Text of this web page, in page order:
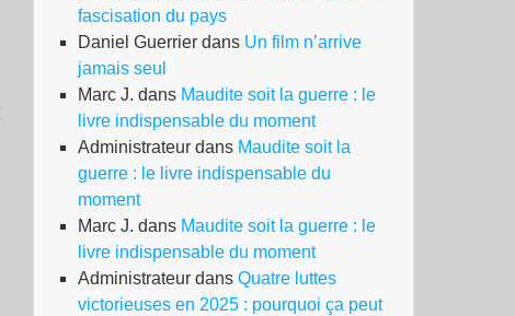
fascisation du pays
Daniel Guerrier dans Un film n’arrive
jamais seul
Marc J. dans Maudite soit la guerre : le
livre indispensable du moment
Administrateur dans Maudite soit la
guerre : le livre indispensable du
moment
Marc J. dans Maudite soit la guerre : le
livre indispensable du moment
Administrateur dans Quatre luttes
victorieuses en 2025 : pourquoi ça peut